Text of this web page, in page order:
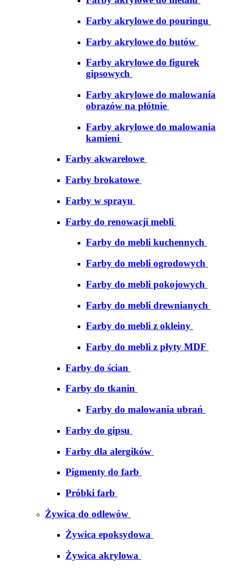
Farby akrylowe do pouringu
Farby akrylowe do butów
Farby akrylowe do figurek
gipsowych
Farby akrylowe do malowania
obrazów na płótnie
Farby akrylowe do malowania
kamieni
Farby akwarelowe
Farby brokatowe
Farby w sprayu
Farby do renowacji mebli
Farby do mebli kuchennych
Farby do mebli ogrodowych
Farby do mebli pokojowych
Farby do mebli drewnianych
Farby do mebli z okleiny
Farby do mebli z płyty MDF
Farby do ścian
Farby do tkanin
Farby do malowania ubrań
Farby do gipsu
Farby dla alergików
Pigmenty do farb
Próbki farb
Żywica do odlewów
Żywica epoksydowa
Żywica akrylowa